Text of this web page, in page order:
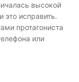
высокой
это исправить.
протагониста
или